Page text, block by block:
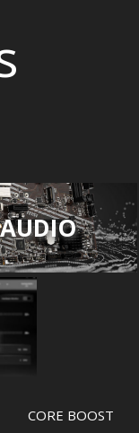
AUDIO
CORE BOOST